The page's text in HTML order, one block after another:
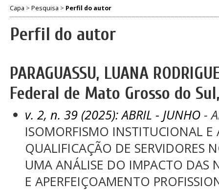
Capa > Pesquisa > Perfil do autor
Perfil do autor
PARAGUASSU, LUANA
Federal de Mato Grosso do
v. 2, n. 39 (2025): ABRIL - JUNHO -
ISOMORFISMO INSTITUCIONAL E
QUALIFICAÇÃO DE SERVIDORES
UMA ANÁLISE DO IMPACTO DAS
E APERFEIÇOAMENTO